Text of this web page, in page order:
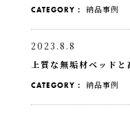
CATEGORY： 納品事例
2023.8.8
上質な無垢材ベッド
CATEGORY： 納品事例